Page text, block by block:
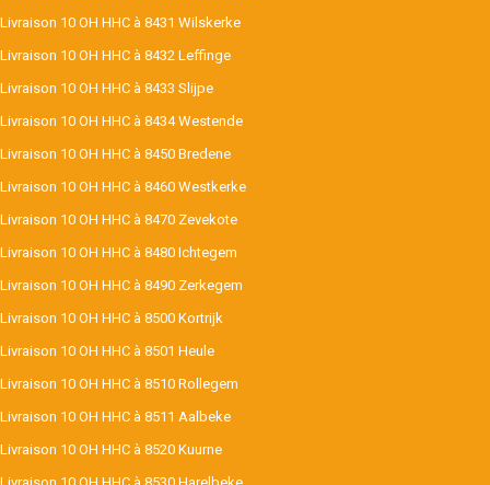
Livraison 10 OH HHC à 8431 Wilskerke
Livraison 10 OH HHC à 8432 Leffinge
Livraison 10 OH HHC à 8433 Slijpe
Livraison 10 OH HHC à 8434 Westende
Livraison 10 OH HHC à 8450 Bredene
Livraison 10 OH HHC à 8460 Westkerke
Livraison 10 OH HHC à 8470 Zevekote
Livraison 10 OH HHC à 8480 Ichtegem
Livraison 10 OH HHC à 8490 Zerkegem
Livraison 10 OH HHC à 8500 Kortrijk
Livraison 10 OH HHC à 8501 Heule
Livraison 10 OH HHC à 8510 Rollegem
Livraison 10 OH HHC à 8511 Aalbeke
Livraison 10 OH HHC à 8520 Kuurne